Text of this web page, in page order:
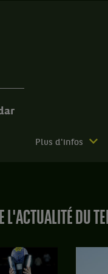
Plus d'infos
L'ACTUALITÉ DU